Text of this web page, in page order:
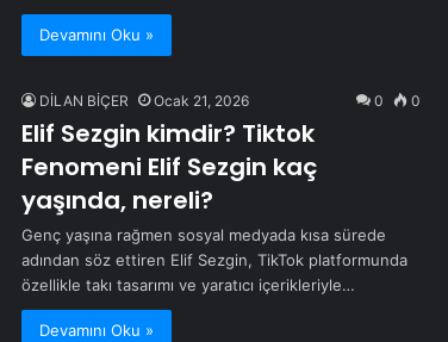
Devamını Oku »
DİLAN BİÇER Ocak 21, 2026 0 0
Elif Sezgin kimdir? Tiktok
Fenomeni Elif Sezgin kaç
yaşında, nereli?
Genç yaşına rağmen sosyal medyada kısa sürede
adından söz ettiren Elif Sezgin, TikTok platformunda
özellikle takı tasarımı ve yaratıcı içerikleriyle…
Devamını Oku »